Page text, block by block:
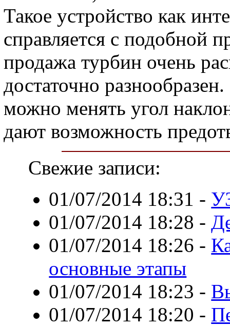
Такое устройство как
справляется с подобной
продажа турбин очень
достаточно
можно менять угол
дают возможность
Свежие записи:
01/07/2014 18:31 -
01/07/2014 18:28 -
01/07/2014 18:26 -
основные этапы
01/07/2014 18:23 -
01/07/2014 18:20 -